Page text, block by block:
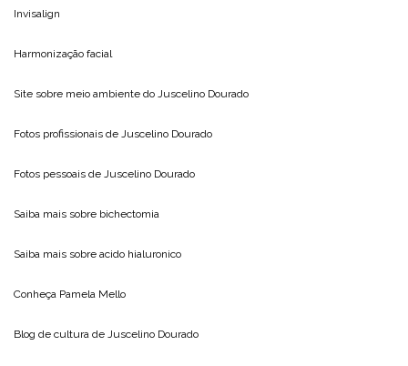
Invisalign
Harmonização facial
Site sobre meio ambiente do Juscelino Dourado
Fotos profissionais de Juscelino Dourado
Fotos pessoais de Juscelino Dourado
Saiba mais sobre bichectomia
Saiba mais sobre acido hialuronico
Conheça Pamela Mello
Blog de cultura de Juscelino Dourado